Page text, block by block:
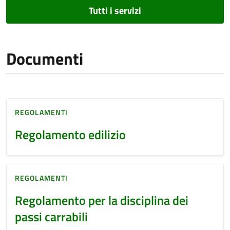
Tutti i servizi
Documenti
REGOLAMENTI
Regolamento edilizio
REGOLAMENTI
Regolamento per la disciplina dei
passi carrabili